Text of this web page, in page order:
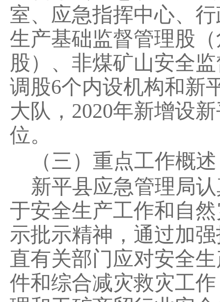
室、应急指挥中心、
生产基础监督管理股
股）、非煤矿山安全
调股6个内设机构和新
大队 ， 2020年新增设
位。
（三）重点工作概述
新平县应急管理局
于安全生产工作和自
示批示精神，通过加
直有关部门应对安全
件和综合减灾救灾工